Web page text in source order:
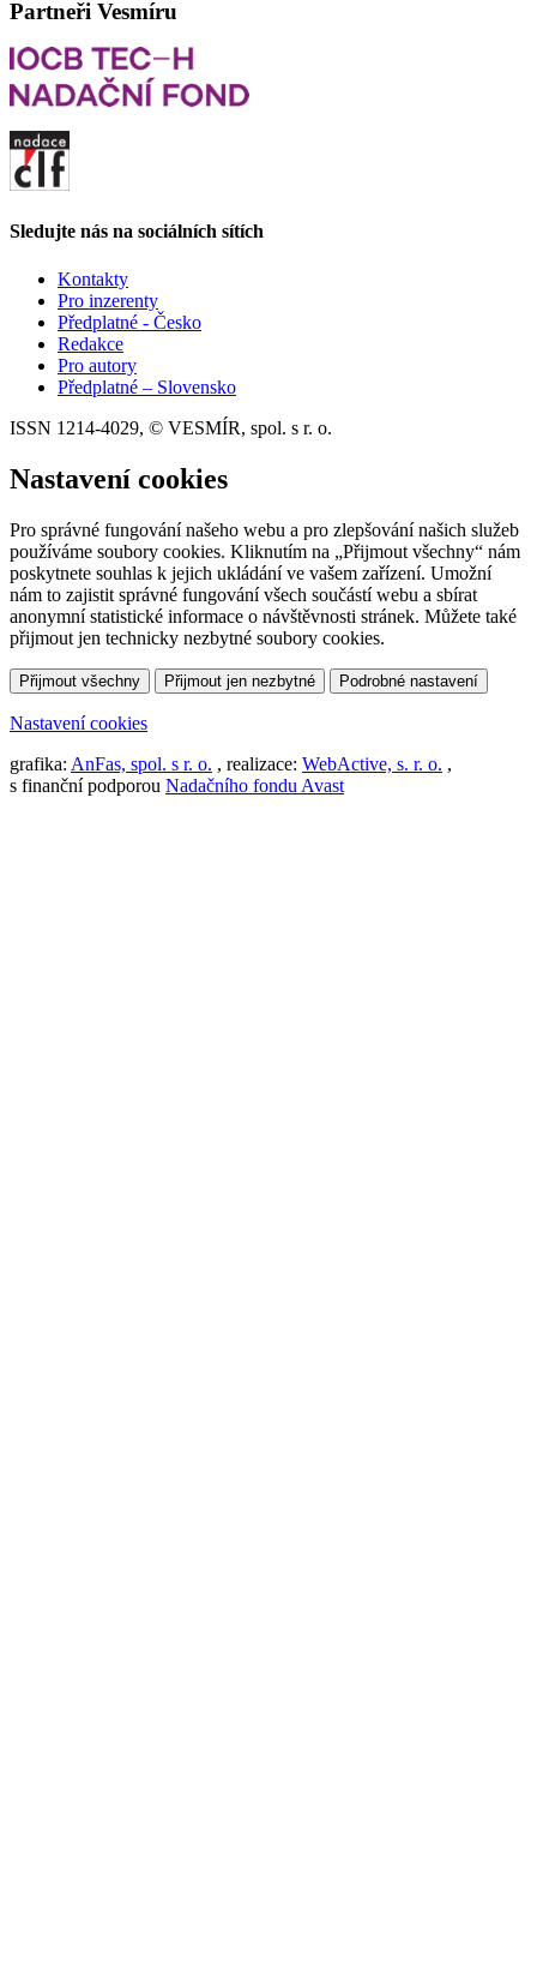
Partneři Vesmíru
Sledujte nás na sociálních sítích
Kontakty
Pro inzerenty
Předplatné - Česko
Redakce
Pro autory
Předplatné – Slovensko
ISSN 1214-4029, © VESMÍR, spol. s r. o.
Nastavení cookies
Pro správné fungování našeho webu a pro zlepšování našich služeb
používáme soubory cookies. Kliknutím na „Přijmout všechny“ nám
poskytnete souhlas k jejich ukládání ve vašem zařízení. Umožní
nám to zajistit správné fungování všech součástí webu a sbírat
anonymní statistické informace o návštěvnosti stránek. Můžete také
přijmout jen technicky nezbytné soubory cookies.
Přijmout všechny Přijmout jen nezbytné Podrobné nastavení
Nastavení cookies
grafika: AnFas, spol. s r. o. , realizace: WebActive, s. r. o. ,
s finanční podporou Nadačního fondu Avast